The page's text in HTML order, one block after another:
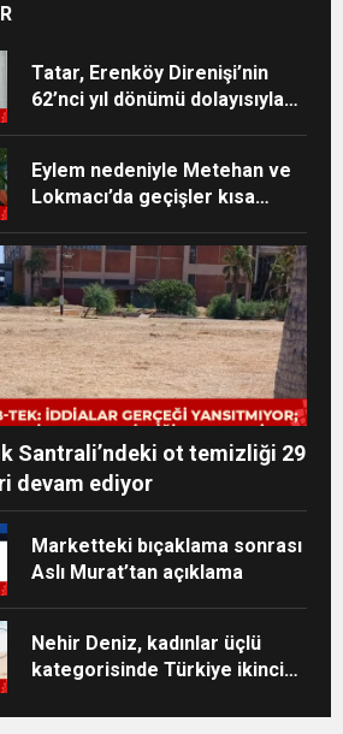
Tatar, Erenköy Direnişi’nin
62’nci yıl dönümü dolayısıyla
Eylem nedeniyle Metehan ve
Lokmacı’da geçişler kısa
Santrali’ndeki ot temizliği 29
devam ediyor
Marketteki bıçaklama sonrası
Aslı Murat’tan açıklama
Nehir Deniz, kadınlar üçlü
kategorisinde Türkiye ikincisi